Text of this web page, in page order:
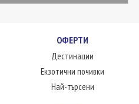
ОФЕРТИ
Дестинации
Екзотични почивки
Най-търсени